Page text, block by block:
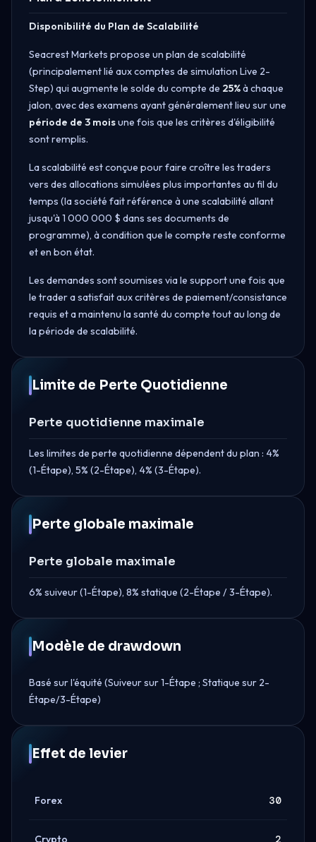
Disponibilité du Plan de Scalabilité
Seacrest Markets propose un plan de scalabilité
(principalement lié aux comptes de simulation Live 2-
Step) qui augmente le solde du compte de 25%à chaque
jalon, avec des examens ayant généralement lieu sur une
période de 3 moisune fois que les critères d'éligibilité
sont remplis.
La scalabilité est conçue pour faire croître les traders
vers des allocations simulées plus importantes au fil du
temps (la société fait référence à une scalabilité allant
jusqu'à 1 000 000 $ dans ses documents de
programme), à condition que le compte reste conforme
et en bon état.
Les demandes sont soumises via le support une fois que
le trader a satisfait aux critères de paiement/consistance
requis et a maintenu la santé du compte tout au long de
la période de scalabilité.
Limite de Perte Quotidienne
Perte quotidienne maximale
Les limites de perte quotidienne dépendent du plan : 4%
(1-Étape), 5% (2-Étape), 4% (3-Étape).
Perte globale maximale
Perte globale maximale
6% suiveur (1-Étape), 8% statique (2-Étape / 3-Étape).
Modèle de drawdown
Basé sur l'équité (Suiveur sur 1-Étape ; Statique sur 2-
Étape/3-Étape)
Effet de levier
Forex 30
Crypto 2